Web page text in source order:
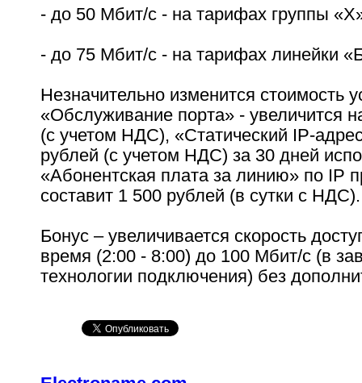
- до 50 Мбит/с - на тарифах группы
- до 75 Мбит/с - на тарифах линейки
Незначительно изменится стоимость
«Обслуживание порта» - увеличится
(с учетом НДС), «Статический IP-
рублей (с учетом НДС) за 30 дней
«Абонентская плата за линию» по IP
составит 1 500 рублей (в сутки с НДС).
Бонус – увеличивается скорость
время (2:00 - 8:00) до 100 Мбит/с (в
технологии подключения) без